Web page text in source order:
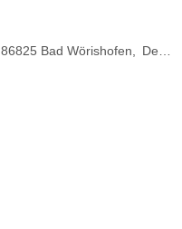
86825 Bad Wörishofen
Deutschland